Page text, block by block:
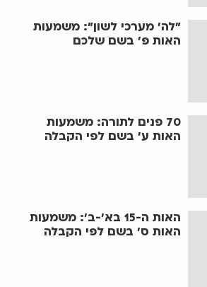
"לה' מערכי לשון": משמעות
האות פ' בשם שלכם
70 פנים לתורה: משמעות
האות ע' בשם לפי הקבלה
האות ה-15 בא'-ב': משמעות
האות ס' בשם לפי הקבלה